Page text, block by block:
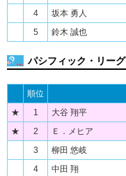
4
坂本 勇人
5
鈴木 誠也
パシフィック・リーグ
順位
★
1 大谷 翔平
★
2 Ｅ．メヒア
3
柳田 悠岐
4
中田 翔